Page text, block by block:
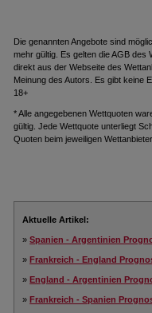
Die genannten Angebote sind
mehr gültig. Es gelten die AGB des
direkt aus der Webseite des
Meinung des Autors. Es gibt keine
18+
* Alle angegebenen Wettquoten
gültig. Jede Wettquote unterliegt
Quoten beim jeweiligen
Aktuelle Artikel:
»Spanien - Argentinien
»Frankreich - England
»England - Argentinien
»Frankreich - Spanien